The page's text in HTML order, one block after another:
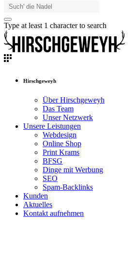
Type at least 1 character to search
Hirschgeweyh
Über Hirschgeweyh
Das Team
Unser Netzwerk
Unsere Leistungen
Webdesign
Online Shop
Print Krams
BFSG
Dinge mit Werbung
SEO
Spam-Backlinks
Kunden
Aktuelles
Kontakt aufnehmen